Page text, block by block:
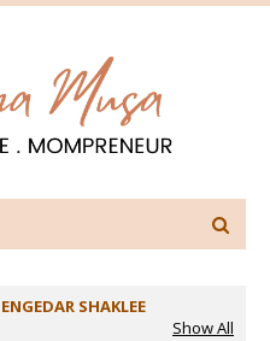
SHAKLEE
Show All